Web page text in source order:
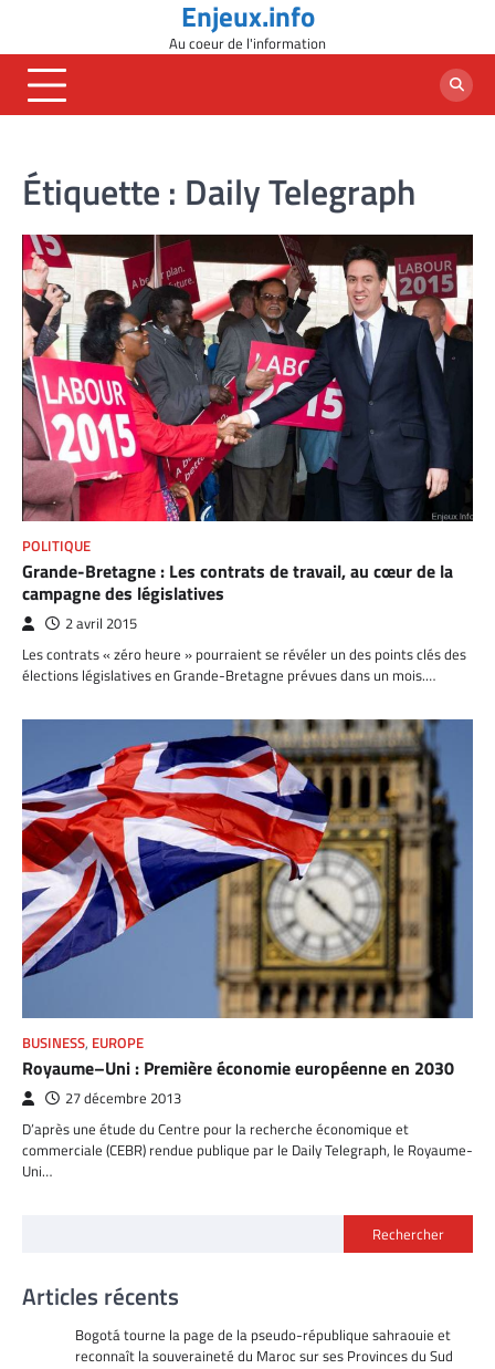
content
Enjeux.info
Au coeur de l'information
Étiquette : Daily Telegraph
POLITIQUE
Grande-Bretagne : Les contrats de travail, au cœur de la
campagne des législatives
2 avril 2015
Les contrats « zéro heure » pourraient se révéler un des points clés des
élections législatives en Grande-Bretagne prévues dans un mois.…
BUSINESS, EUROPE
Royaume–Uni : Première économie européenne en 2030
27 décembre 2013
D’après une étude du Centre pour la recherche économique et
commerciale (CEBR) rendue publique par le Daily Telegraph, le Royaume-
Uni…
Rechercher
Articles récents
Bogotá tourne la page de la pseudo-république sahraouie et
reconnaît la souveraineté du Maroc sur ses Provinces du Sud